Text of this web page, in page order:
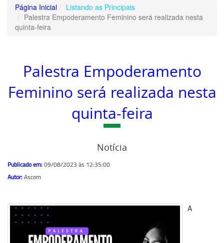
Página Inicial
Listando as Principais
Palestra Empoderamento Feminino será realizada nesta
quinta-feira
Palestra Empoderamento
Feminino será realizada nesta
quinta-feira
Notícia
Publicado em:09/08/2023 ás 12:35:00
Autor:Ascom
A